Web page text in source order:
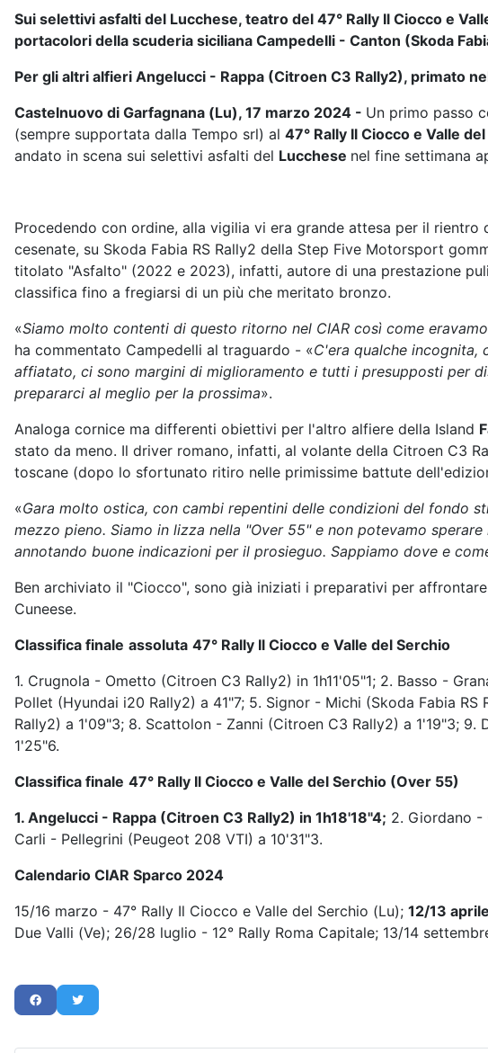
Sui selettivi asfalti del Lucchese, teatro del 47° Rally Il Ciocco e
portacolori della scuderia siciliana Campedelli - Canton (Skoda
Per gli altri alfieri Angelucci - Rappa (Citroen C3 Rally2), primato
Castelnuovo di Garfagnana (Lu), 17 marzo 2024 - Un primo passo
(sempre supportata dalla Tempo srl) al 47° Rally Il Ciocco e Valle
andato in scena sui selettivi asfalti del Lucchese nel fine settimana
Procedendo con ordine, alla vigilia vi era grande attesa per il rientro
cesenate, su Skoda Fabia RS Rally2 della Step Five Motorsport
titolato "Asfalto" (2022 e 2023), infatti, autore di una prestazione
classifica fino a fregiarsi di un più che meritato bronzo.
«Siamo molto contenti di questo ritorno nel CIAR così come
ha commentato Campedelli al traguardo - «C'era qualche incognita,
affiatato, ci sono margini di miglioramento e tutti i presupposti per
prepararci al meglio per la prossima».
Analoga cornice ma differenti obiettivi per l'altro alfiere della Island
stato da meno. Il driver romano, infatti, al volante della Citroen C3
toscane (dopo lo sfortunato ritiro nelle primissime battute
«Gara molto ostica, con cambi repentini delle condizioni del fondo
mezzo pieno. Siamo in lizza nella "Over 55" e non potevamo
annotando buone indicazioni per il prosieguo. Sappiamo dove e
Ben archiviato il "Ciocco", sono già iniziati i preparativi per
Cuneese.
Classifica finale assoluta 47° Rally Il Ciocco e Valle del Serchio
1. Crugnola - Ometto (Citroen C3 Rally2) in 1h11'05"1; 2. Basso -
Pollet (Hyundai i20 Rally2) a 41"7; 5. Signor - Michi (Skoda Fabia
Rally2) a 1'09"3; 8. Scattolon - Zanni (Citroen C3 Rally2) a 1'19"3;
1'25"6.
Classifica finale 47° Rally Il Ciocco e Valle del Serchio (Over 55)
1. Angelucci - Rappa (Citroen C3 Rally2) in 1h18'18"4; 2. Giordano -
Carli - Pellegrini (Peugeot 208 VTI) a 10'31"3.
Calendario CIAR Sparco 2024
15/16 marzo - 47° Rally Il Ciocco e Valle del Serchio (Lu); 12/13
Due Valli (Ve); 26/28 luglio - 12° Rally Roma Capitale; 13/14